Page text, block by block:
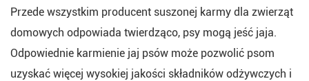
Przede wszystkim producent suszonej karmy dla zwierząt
domowych odpowiada twierdząco, psy mogą jeść jaja.
Odpowiednie karmienie jaj psów może pozwolić psom
uzyskać więcej wysokiej jakości składników odżywczych i